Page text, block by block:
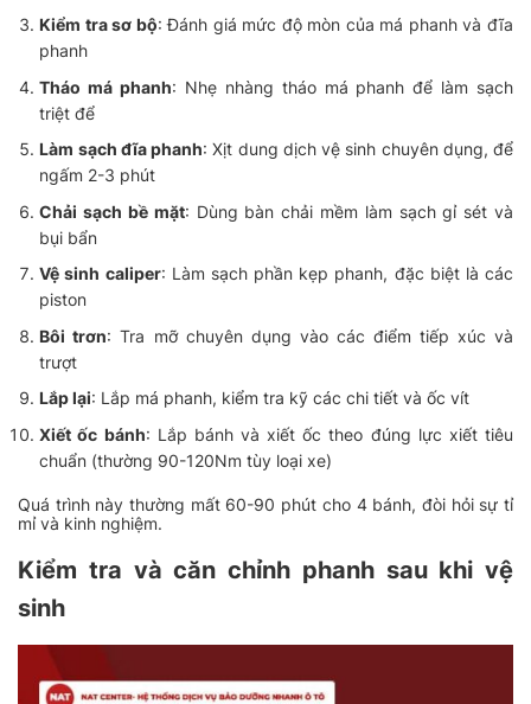
Kiểm tra sơ bộ: Đánh giá mức độ mòn của má phanh và đĩa
phanh
Tháo má phanh: Nhẹ nhàng tháo má phanh để làm sạch
triệt để
Làm sạch đĩa phanh: Xịt dung dịch vệ sinh chuyên dụng, để
ngấm 2-3 phút
Chải sạch bề mặt: Dùng bàn chải mềm làm sạch gỉ sét và
bụi bẩn
Vệ sinh caliper: Làm sạch phần kẹp phanh, đặc biệt là các
piston
Bôi trơn: Tra mỡ chuyên dụng vào các điểm tiếp xúc và
trượt
Lắp lại: Lắp má phanh, kiểm tra kỹ các chi tiết và ốc vít
Xiết ốc bánh: Lắp bánh và xiết ốc theo đúng lực xiết tiêu
chuẩn (thường 90-120Nm tùy loại xe)
Quá trình này thường mất 60-90 phút cho 4 bánh, đòi hỏi sự tỉ
mỉ và kinh nghiệm.
Kiểm tra và căn chỉnh phanh sau khi vệ
sinh